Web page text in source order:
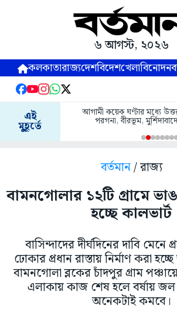
৬ আগস্ট, ২০২৬
কলকাতারাজ্যদেশবিদেশখেলাবিনোদন
এই
মুহূর্তে
আগামী কয়েক ঘণ্টার মধ্যে
পরগনা, বীরভূম,
বর্তমান/ রাজ্য
বামনগোলার ১২টি গ্রামে
হচ্ছে কালভার্ট
বাসিন্দাদের দীর্ঘদিনের দাবি মেনে
ঢোকার প্রধান রাস্তায় নির্মাণ করা
বামনগোলা ব্লকের চাঁদপুর গ্রাম
এলাকায় কাজ শেষ হলে বর্ষায়
অনেকটাই কমবে।